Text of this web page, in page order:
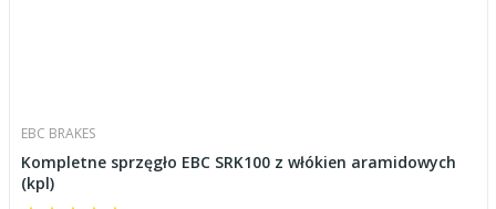
EBC BRAKES
Kompletne sprzęgło EBC SRK100 z włókien aramidowych
(kpl)